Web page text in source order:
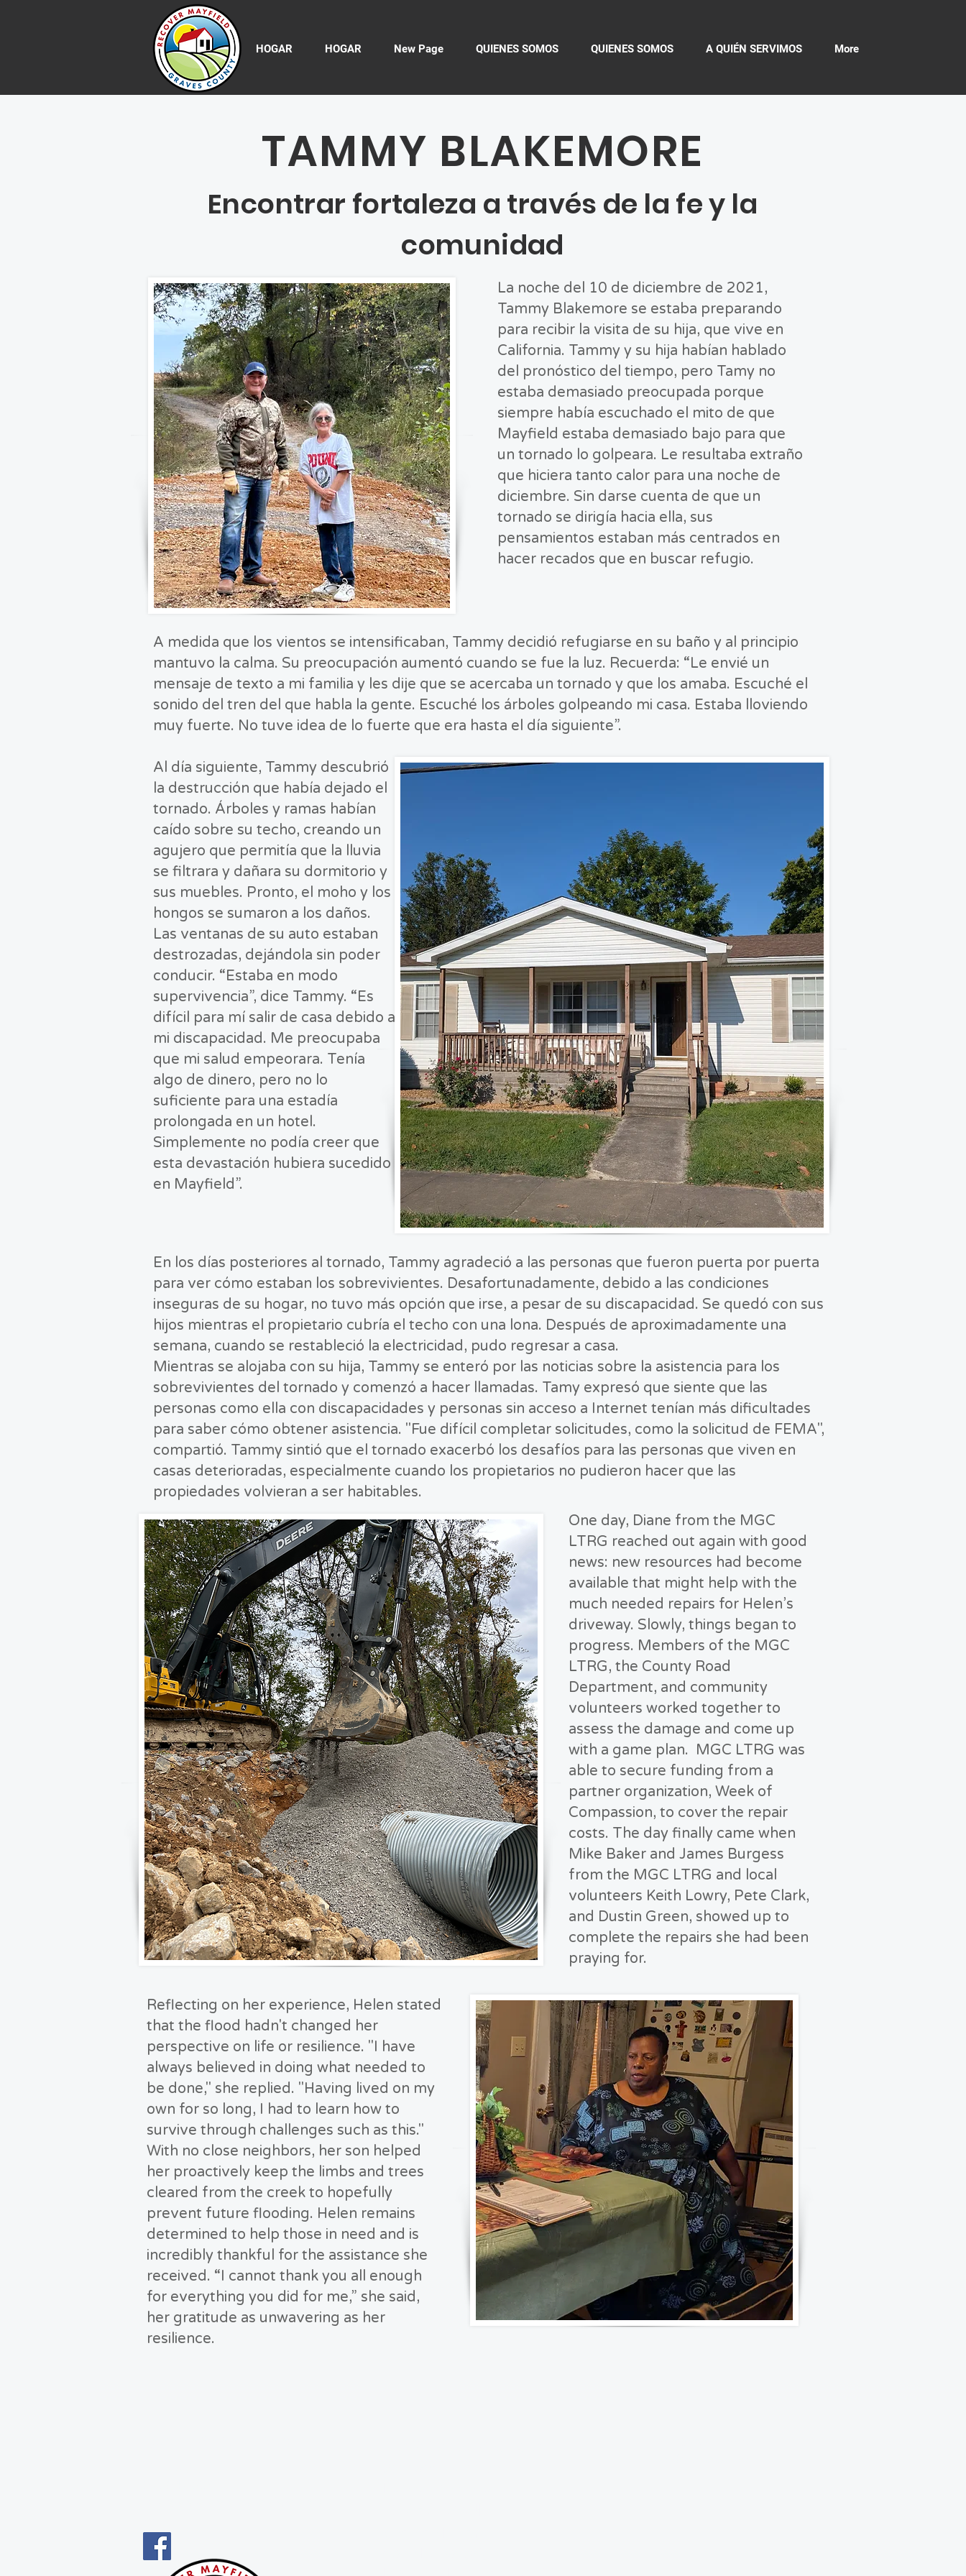
HOGAR HOGAR New Page QUIENES SOMOS QUIENES SOMOS A QUIÉN SERVIMOS More
TAMMY BLAKEMORE
Encontrar fortaleza a través de la fe y la
comunidad
La noche del 10 de diciembre de 2021,
Tammy Blakemore se estaba preparando
para recibir la visita de su hija, que vive en
California. Tammy y su hija habían hablado
del pronóstico del tiempo, pero Tamy no
estaba demasiado preocupada porque
siempre había escuchado el mito de que
Mayfield estaba demasiado bajo para que
un tornado lo golpeara. Le resultaba extraño
que hiciera tanto calor para una noche de
diciembre. Sin darse cuenta de que un
tornado se dirigía hacia ella, sus
pensamientos estaban más centrados en
hacer recados que en buscar refugio.
A medida que los vientos se intensificaban, Tammy decidió refugiarse en su baño y al principio
mantuvo la calma. Su preocupación aumentó cuando se fue la luz. Recuerda: “Le envié un
mensaje de texto a mi familia y les dije que se acercaba un tornado y que los amaba. Escuché el
sonido del tren del que habla la gente. Escuché los árboles golpeando mi casa. Estaba lloviendo
muy fuerte. No tuve idea de lo fuerte que era hasta el día siguiente”.
Al día siguiente, Tammy descubrió
la destrucción que había dejado el
tornado. Árboles y ramas habían
caído sobre su techo, creando un
agujero que permitía que la lluvia
se filtrara y dañara su dormitorio y
sus muebles. Pronto, el moho y los
hongos se sumaron a los daños.
Las ventanas de su auto estaban
destrozadas, dejándola sin poder
conducir. “Estaba en modo
supervivencia”, dice Tammy. “Es
difícil para mí salir de casa debido a
mi discapacidad. Me preocupaba
que mi salud empeorara. Tenía
algo de dinero, pero no lo
suficiente para una estadía
prolongada en un hotel.
Simplemente no podía creer que
esta devastación hubiera sucedido
en Mayfield”.
En los días posteriores al tornado, Tammy agradeció a las personas que fueron puerta por puerta
para ver cómo estaban los sobrevivientes. Desafortunadamente, debido a las condiciones
inseguras de su hogar, no tuvo más opción que irse, a pesar de su discapacidad. Se quedó con sus
hijos mientras el propietario cubría el techo con una lona. Después de aproximadamente una
semana, cuando se restableció la electricidad, pudo regresar a casa.
Mientras se alojaba con su hija, Tammy se enteró por las noticias sobre la asistencia para los
sobrevivientes del tornado y comenzó a hacer llamadas. Tamy expresó que siente que las
personas como ella con discapacidades y personas sin acceso a Internet tenían más dificultades
para saber cómo obtener asistencia. "Fue difícil completar solicitudes, como la solicitud de FEMA",
compartió. Tammy sintió que el tornado exacerbó los desafíos para las personas que viven en
casas deterioradas, especialmente cuando los propietarios no pudieron hacer que las
propiedades volvieran a ser habitables.
One day, Diane from the MGC
LTRG reached out again with good
news: new resources had become
available that might help with the
much needed repairs for Helen’s
driveway. Slowly, things began to
progress. Members of the MGC
LTRG, the County Road
Department, and community
volunteers worked together to
assess the damage and come up
with a game plan. MGC LTRG was
able to secure funding from a
partner organization, Week of
Compassion, to cover the repair
costs. The day finally came when
Mike Baker and James Burgess
from the MGC LTRG and local
volunteers Keith Lowry, Pete Clark,
and Dustin Green, showed up to
complete the repairs she had been
praying for.
Reflecting on her experience, Helen stated
that the flood hadn't changed her
perspective on life or resilience. "I have
always believed in doing what needed to
be done," she replied. "Having lived on my
own for so long, I had to learn how to
survive through challenges such as this."
With no close neighbors, her son helped
her proactively keep the limbs and trees
cleared from the creek to hopefully
prevent future flooding. Helen remains
determined to help those in need and is
incredibly thankful for the assistance she
received. “I cannot thank you all enough
for everything you did for me,” she said,
her gratitude as unwavering as her
resilience.